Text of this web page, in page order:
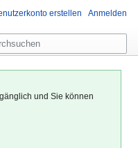
und Sie können
erstellen Anmelden